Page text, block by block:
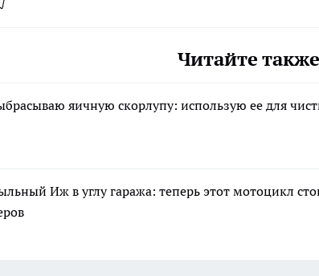
Читайте
яичную скорлупу: использую ее для
Иж в углу гаража: теперь этот мотоцикл